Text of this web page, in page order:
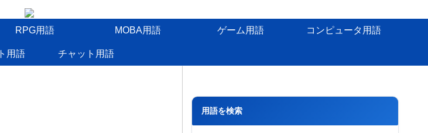
RPG用語 MOBA用語 ゲーム用語 コンピュータ用語
用語 チャット用語
用語を検索